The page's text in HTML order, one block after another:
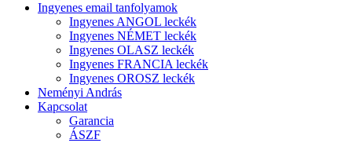
Ingyenes email tanfolyamok
Ingyenes ANGOL leckék
Ingyenes NÉMET leckék
Ingyenes OLASZ leckék
Ingyenes FRANCIA leckék
Ingyenes OROSZ leckék
Neményi András
Kapcsolat
Garancia
ÁSZF